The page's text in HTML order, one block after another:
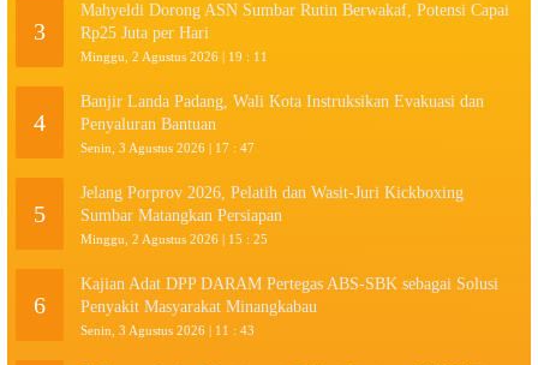
3
Mahyeldi Dorong ASN Sumbar Rutin Berwakaf, Potensi Capai
Rp25 Juta per Hari
Minggu, 2 Agustus 2026 | 19 : 11
4
Banjir Landa Padang, Wali Kota Instruksikan Evakuasi dan
Penyaluran Bantuan
Senin, 3 Agustus 2026 | 17 : 47
5
Jelang Porprov 2026, Pelatih dan Wasit-Juri Kickboxing
Sumbar Matangkan Persiapan
Minggu, 2 Agustus 2026 | 15 : 25
6
Kajian Adat DPP DARAM Pertegas ABS-SBK sebagai Solusi
Penyakit Masyarakat Minangkabau
Senin, 3 Agustus 2026 | 11 : 43